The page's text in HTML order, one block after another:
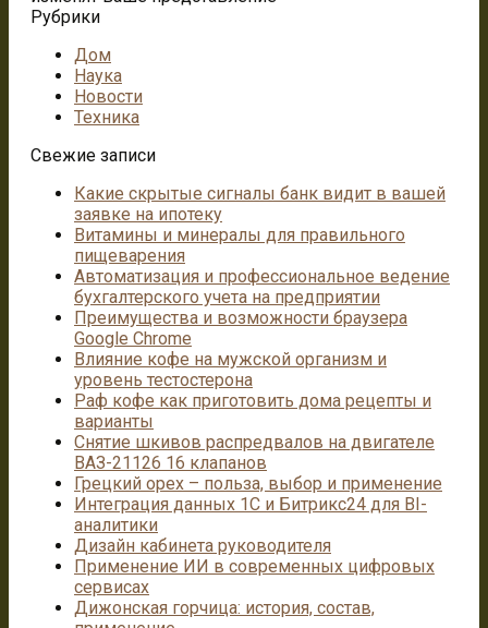
Рубрики
Дом
Наука
Новости
Техника
Свежие записи
Какие скрытые сигналы банк видит в вашей
заявке на ипотеку
Витамины и минералы для правильного
пищеварения
Автоматизация и профессиональное ведение
бухгалтерского учета на предприятии
Преимущества и возможности браузера
Google Chrome
Влияние кофе на мужской организм и
уровень тестостерона
Раф кофе как приготовить дома рецепты и
варианты
Снятие шкивов распредвалов на двигателе
ВАЗ-21126 16 клапанов
Грецкий орех – польза, выбор и применение
Интеграция данных 1С и Битрикс24 для BI-
аналитики
Дизайн кабинета руководителя
Применение ИИ в современных цифровых
сервисах
Дижонская горчица: история, состав,